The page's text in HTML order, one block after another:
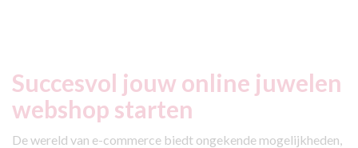
Succesvol jouw online juwelen
webshop starten
De wereld van e-commerce biedt ongekende mogelijkheden,